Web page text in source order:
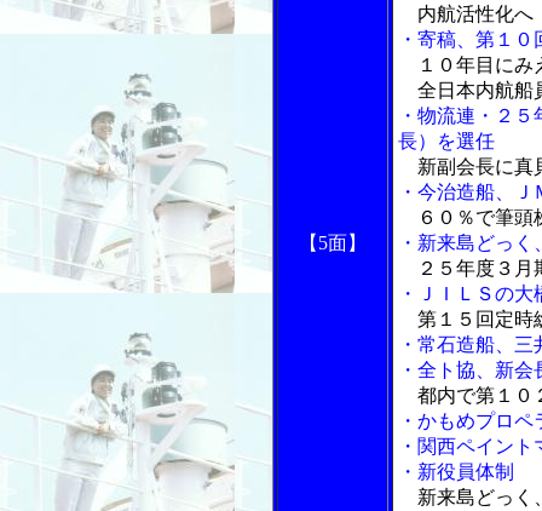
【5面】
内航活性化へ
・寄稿、第１
１０年目にみ
全日本内航船
・物流連・２
長）を選任
新副会長に真
・今治造船、
６０％で筆頭
・新来島どっ
２５年度３月
・ＪＩＬＳの
第１５回定時
・常石造船、
・全ト協、新
都内で第１０
・かもめプロ
・関西ペイン
・新役員体制
新来島どっく